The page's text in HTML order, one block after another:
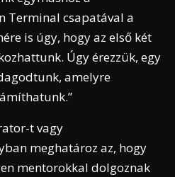
Terminal csapatával a
is úgy, hogy az első két
Úgy érezzük, egy
amelyre
t vagy
meghatároz az, hogy
mentorokkal dolgoznak